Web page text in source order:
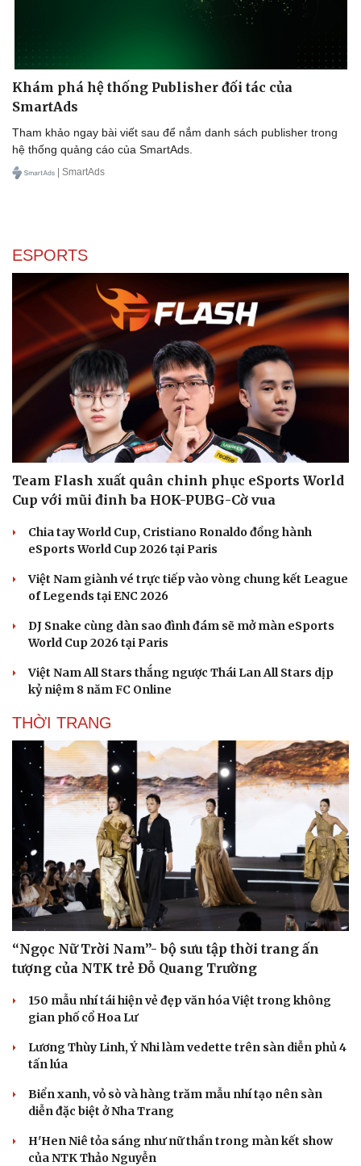
Văn hóa
Văn học
Âm nhạc
Di sản
Nghệ sĩ
Thời trang
Khám phá hệ thống Publisher đối tác của
SmartAds
Tham khảo ngay bài viết sau để nắm danh sách publisher trong
hệ thống quảng cáo của SmartAds.
| SmartAds
ESPORTS
Team Flash xuất quân chinh phục eSports World
Cup với mũi đinh ba HOK-PUBG-Cờ vua
Chia tay World Cup, Cristiano Ronaldo đồng hành
eSports World Cup 2026 tại Paris
Việt Nam giành vé trực tiếp vào vòng chung kết League
of Legends tại ENC 2026
DJ Snake cùng dàn sao đình đám sẽ mở màn eSports
World Cup 2026 tại Paris
Việt Nam All Stars thắng ngược Thái Lan All Stars dịp
kỷ niệm 8 năm FC Online
THỜI TRANG
“Ngọc Nữ Trời Nam”- bộ sưu tập thời trang ấn
tượng của NTK trẻ Đỗ Quang Trường
150 mẫu nhí tái hiện vẻ đẹp văn hóa Việt trong không
gian phố cổ Hoa Lư
Lương Thùy Linh, Ý Nhi làm vedette trên sàn diễn phủ 4
tấn lúa
Biển xanh, vỏ sò và hàng trăm mẫu nhí tạo nên sàn
diễn đặc biệt ở Nha Trang
H'Hen Niê tỏa sáng như nữ thần trong màn kết show
của NTK Thảo Nguyễn